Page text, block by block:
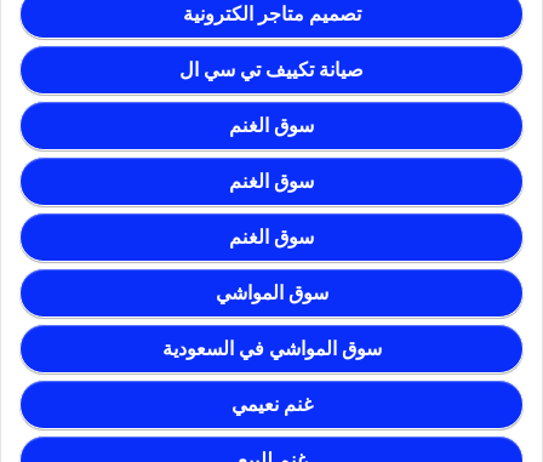
تصميم متاجر الكترونية
صيانة تكييف تي سي ال
سوق الغنم
سوق الغنم
سوق الغنم
سوق المواشي
سوق المواشي في السعودية
غنم نعيمي